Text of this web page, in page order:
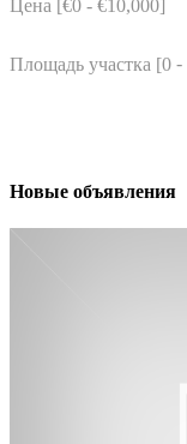
Цена [€0 - €10,000]
Площадь участка [0 -
Новые объявления